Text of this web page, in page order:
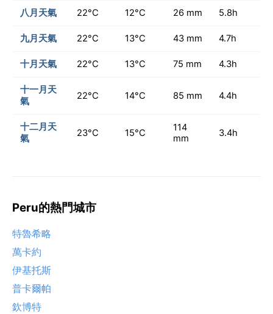
八月天氣 22°C 12°C 26 mm 5.8h
九月天氣 22°C 13°C 43 mm 4.7h
十月天氣 22°C 13°C 75 mm 4.3h
十一月天
氣
22°C 14°C 85 mm 4.4h
十二月天
氣
23°C 15°C
114
mm
3.4h
Peru的熱門城市
特魯希略
萬卡約
伊基托斯
普卡爾帕
欽博特